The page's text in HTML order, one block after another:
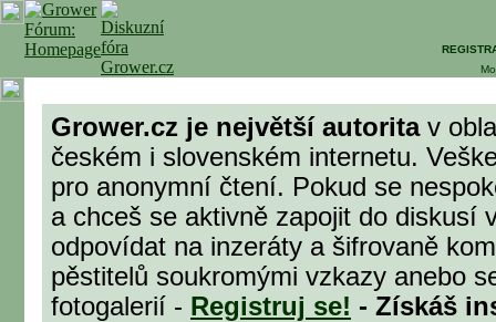
Grower.cz je největší autoritav
českém i slovenském internetu.
pro anonymní čtení. Pokud se
a chceš se aktivně zapojit do diskusí
odpovídat na inzeráty a šifrovaně
pěstitelů soukromými vzkazy anebo
fotogalerií - Registruj se! - Získáš